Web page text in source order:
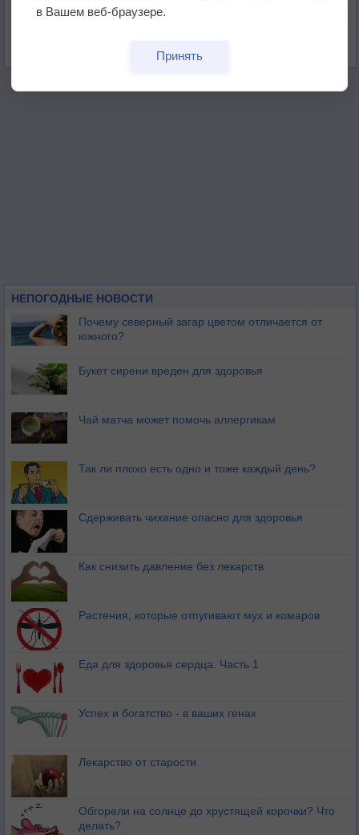
НЕПОГОДНЫЕ НОВОСТИ
Почему северный загар цветом отличается от
южного?
Букет сирени вреден для здоровья
Чай матча может помочь аллергикам
Так ли плохо есть одно и тоже каждый день?
Сдерживать чихание опасно для здоровья
Как снизить давление без лекарств
Растения, которые отпугивают мух и комаров
Еда для здоровья сердца. Часть 1
Успех и богатство - в ваших генах
Лекарство от старости
Обгорели на солнце до хрустящей корочки? Что
делать?
в Вашем веб-браузере.
Принять